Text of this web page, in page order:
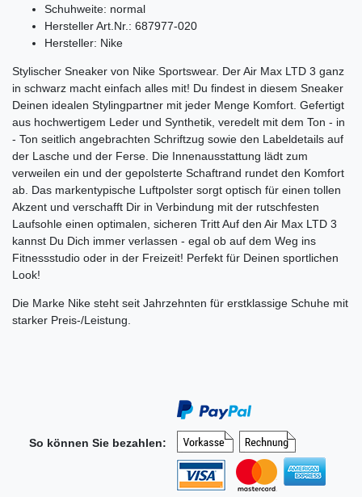
Schuhweite: normal
Hersteller Art.Nr.: 687977-020
Hersteller: Nike
Stylischer Sneaker von Nike Sportswear. Der Air Max LTD 3 ganz
in schwarz macht einfach alles mit! Du findest in diesem Sneaker
Deinen idealen Stylingpartner mit jeder Menge Komfort. Gefertigt
aus hochwertigem Leder und Synthetik, veredelt mit dem Ton - in
- Ton seitlich angebrachten Schriftzug sowie den Labeldetails auf
der Lasche und der Ferse. Die Innenausstattung lädt zum
verweilen ein und der gepolsterte Schaftrand rundet den Komfort
ab. Das markentypische Luftpolster sorgt optisch für einen tollen
Akzent und verschafft Dir in Verbindung mit der rutschfesten
Laufsohle einen optimalen, sicheren Tritt Auf den Air Max LTD 3
kannst Du Dich immer verlassen - egal ob auf dem Weg ins
Fitnessstudio oder in der Freizeit! Perfekt für Deinen sportlichen
Look!
Die Marke Nike steht seit Jahrzehnten für erstklassige Schuhe mit
starker Preis-/Leistung.
So können Sie bezahlen: